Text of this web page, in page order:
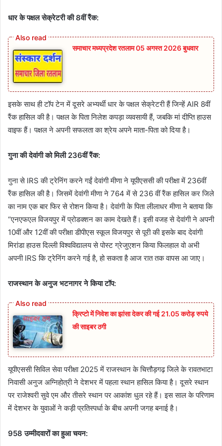
धार के पक्षल सेक्रेटरी की 8वीं रैंक:
समाचार मध्यप्रदेश रतलाम 05 अगस्त 2026 बुधवार
इसके साथ ही टॉप टेन में दूसरे अभ्यर्थी धार के पक्षल सेक्रेटरी हैं जिन्हें AIR 8वीं
रैंक हासिल की है। पक्षल के पिता निलेश कपड़ा व्यवसायी हैं, जबकि मां दीप्ति हाउस
वाइफ हैं। पक्षल ने अपनी सफलता का श्रेय अपने माता-पिता को दिया है।
गुना की देवांगी को मिली 236वीं रैंक:
गुना से IRS की ट्रेनिंग करने गईं देवांगी मीणा ने यूपीएससी की परीक्षा में 236वीं
रैंक हासिल की है। जिसमें देवांगी मीणा ने 764 में से 236 वीं रैंक हासिल कर जिले
का नाम एक बार फिर से रोशन किया है। देवांगी के पिता लीलाधर मीणा ने बताया कि
“एनएफएल विजयपुर में प्रोडक्शन का काम देखते हैं। इसी वजह से देवांगी ने अपनी
10वीं और 12वीं की परीक्षा डीपीएस स्कूल विजयपुर से पूरी की इसके बाद देवांगी
मिरांडा हाउस दिल्ली विश्वविद्यालय से पोस्ट ग्रेजुएशन किया फिलहाल वो अभी
अपनी IRS कि ट्रेनिंग करने गई है, हो सकता है आज रात तक वापस आ जाए।
राजस्थान के अनुज भटनागर ने किया टॉप:
क्रिप्टो में निवेश का झांसा देकर की गई 21.05 करोड़ रुपये
की साइबर ठगी
यूपीएससी सिविल सेवा परीक्षा 2025 में राजस्थान के चित्तौड़गढ़ जिले के रावतभाटा
निवासी अनुज अग्निहोत्री ने देशभर में पहला स्थान हासिल किया है। दूसरे स्थान
पर राजेश्वरी सुवे एम और तीसरे स्थान पर आकांश धुल रहे हैं। इस साल के परिणाम
में देशभर के युवाओं ने कड़ी प्रतिस्पर्धा के बीच अपनी जगह बनाई है।
958 उम्मीदवारों का हुआ चयन: